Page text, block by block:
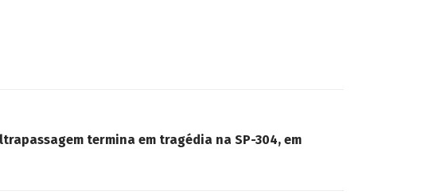
termina em tragédia na SP-304, em